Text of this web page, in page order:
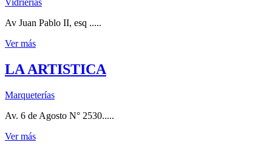
Vidrierías
Av Juan Pablo II, esq .....
Ver más
LA ARTISTICA
Marqueterías
Av. 6 de Agosto N° 2530.....
Ver más